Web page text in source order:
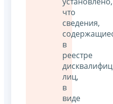
что
сведения,
в
реестре
лиц,
в
виде